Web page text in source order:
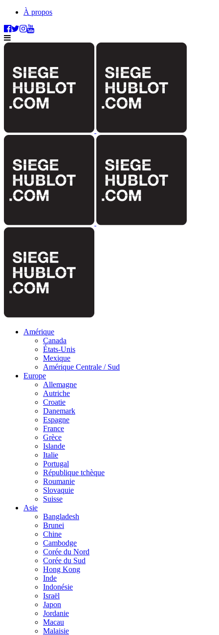
À propos
Amérique
Canada
États-Unis
Mexique
Amérique Centrale / Sud
Europe
Allemagne
Autriche
Croatie
Danemark
Espagne
France
Grèce
Islande
Italie
Portugal
République tchèque
Roumanie
Slovaquie
Suisse
Asie
Bangladesh
Brunei
Chine
Cambodge
Corée du Nord
Corée du Sud
Hong Kong
Inde
Indonésie
Israël
Japon
Jordanie
Macau
Malaisie